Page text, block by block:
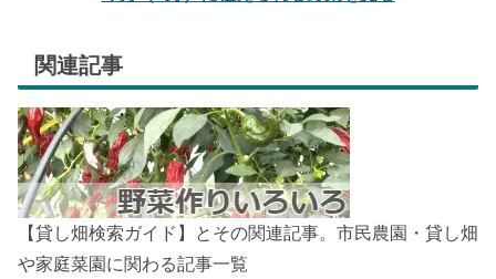
関連記事
【貸し畑検索ガイド】とその関連記事。市民農園・貸し畑
や家庭菜園に関わる記事一覧